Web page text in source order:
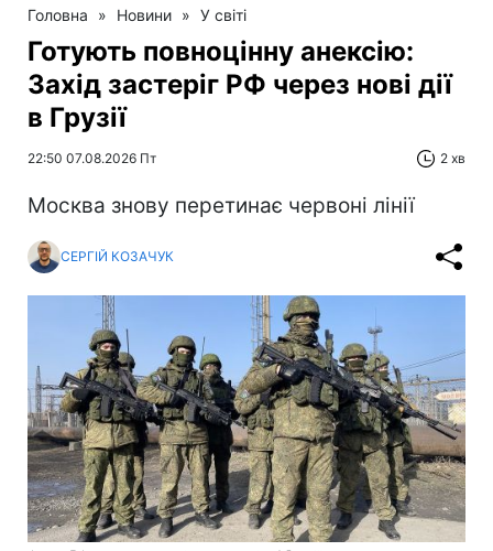
Головна » Новини » У світі
Готують повноцінну анексію:
Захід застеріг РФ через нові дії
в Грузії
22:50 07.08.2026 Пт 2 хв
Москва знову перетинає червоні лінії
СЕРГІЙ КОЗАЧУК